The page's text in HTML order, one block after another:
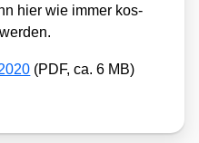
hier wie immer kos­
(PDF, ca. 6 MB)